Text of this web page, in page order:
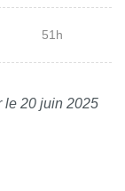
51h
le 20 juin 2025